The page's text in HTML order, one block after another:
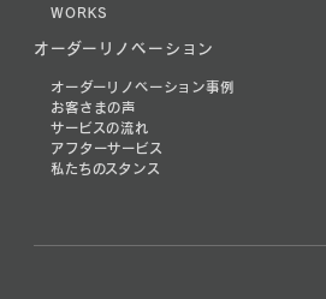
WORKS
オーダーリノベーション
オーダーリノベーション事例
お客さまの声
サービスの流れ
アフターサービス
私たちのスタンス